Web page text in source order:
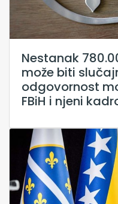
Nestanak
može biti
odgovornost
FBiH i njeni